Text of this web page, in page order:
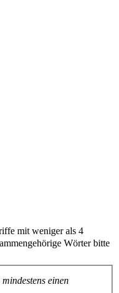
mit weniger als 4
Wörter bitte
mindestens einen